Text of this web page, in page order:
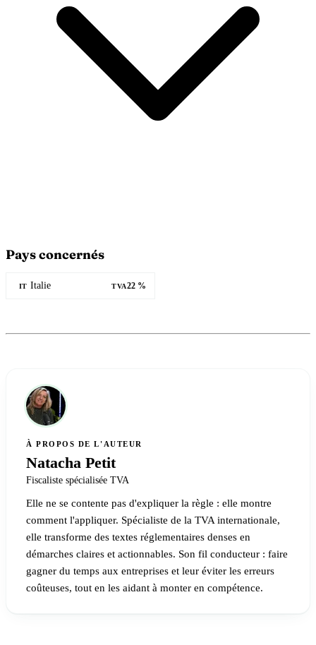
Pays concernés
IT Italie TVA22 %
À PROPOS DE L'AUTEUR
Natacha Petit
Fiscaliste spécialisée TVA
Elle ne se contente pas d'expliquer la règle : elle montre
comment l'appliquer. Spécialiste de la TVA internationale,
elle transforme des textes réglementaires denses en
démarches claires et actionnables. Son fil conducteur : faire
gagner du temps aux entreprises et leur éviter les erreurs
coûteuses, tout en les aidant à monter en compétence.